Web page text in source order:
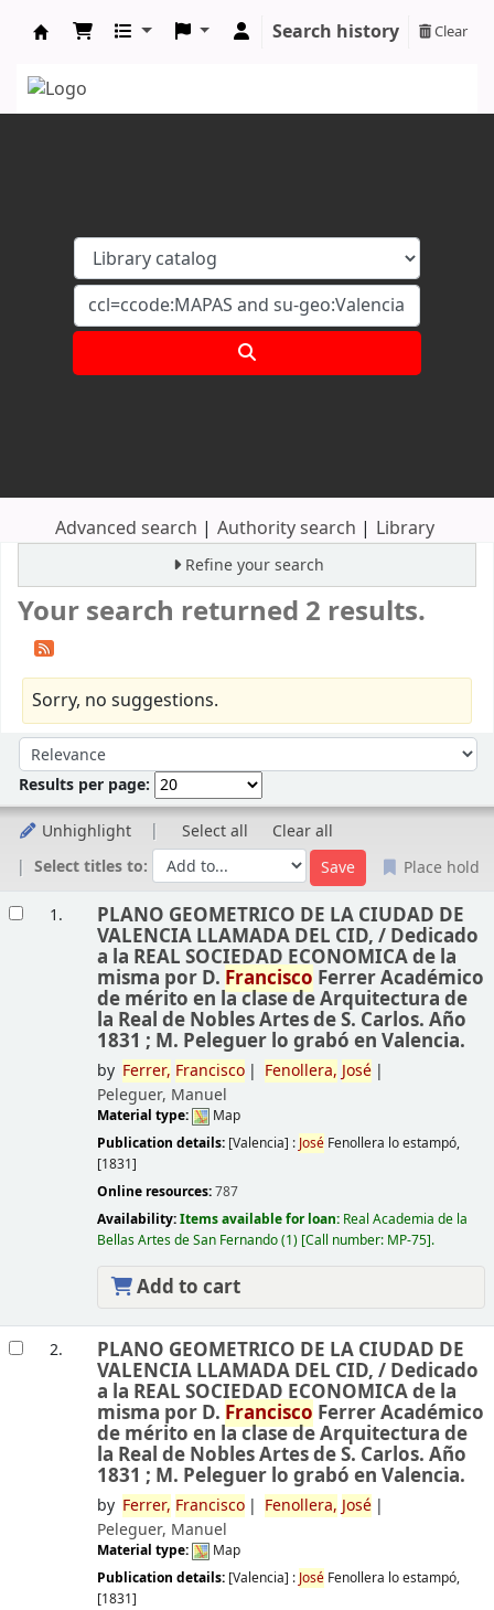
Search history Clear
Advanced search Authority search Library
Refine your search
Your search returned 2 results.
Sorry, no suggestions.
Sort by:
Results per page:
Unhighlight Select all
Clear all
Select titles to:
Place hold
1. PLANO GEOMETRICO DE LA CIUDAD DE
VALENCIA LLAMADA DEL CID, / Dedicado
a la REAL SOCIEDAD ECONOMICA de la
misma por D. Francisco Ferrer Académico
de mérito en la clase de Arquitectura de
la Real de Nobles Artes de S. Carlos. Año
1831 ; M. Peleguer lo grabó en Valencia.
by Ferrer, Francisco Fenollera, José
Peleguer, Manuel
Material type:
Map
Publication details: [Valencia] : JoséFenollera lo estampó,
[1831]
Online resources:787
Availability:Items available for loan: Real Academia de la
Bellas Artes de San Fernando(1) Call number: MP-75 .
Add to cart
2. PLANO GEOMETRICO DE LA CIUDAD DE
VALENCIA LLAMADA DEL CID, / Dedicado
a la REAL SOCIEDAD ECONOMICA de la
misma por D. Francisco Ferrer Académico
de mérito en la clase de Arquitectura de
la Real de Nobles Artes de S. Carlos. Año
1831 ; M. Peleguer lo grabó en Valencia.
by Ferrer, Francisco Fenollera, José
Peleguer, Manuel
Material type:
Map
Publication details: [Valencia] : JoséFenollera lo estampó,
[1831]